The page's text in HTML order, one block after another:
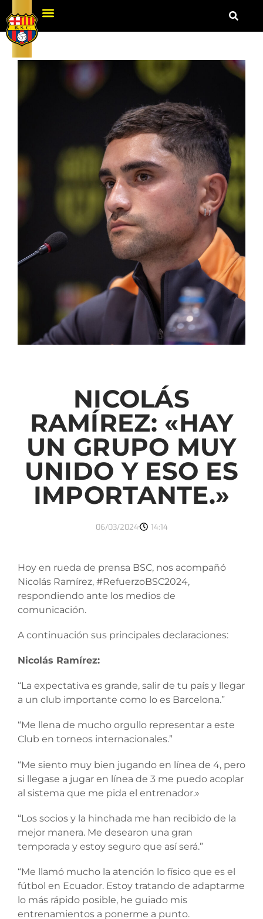
NICOLÁS
RAMÍREZ: «HAY
UN GRUPO MUY
UNIDO Y ESO ES
IMPORTANTE.»
06/03/2024 14:14
Hoy en rueda de prensa BSC, nos acompañó
Nicolás Ramírez, #RefuerzoBSC2024,
respondiendo ante los medios de
comunicación.
A continuación sus principales declaraciones:
Nicolás Ramírez:
“La expectativa es grande, salir de tu país y llegar
a un club importante como lo es Barcelona.”
“Me llena de mucho orgullo representar a este
Club en torneos internacionales.”
“Me siento muy bien jugando en línea de 4, pero
si llegase a jugar en línea de 3 me puedo acoplar
al sistema que me pida el entrenador.»
“Los socios y la hinchada me han recibido de la
mejor manera. Me desearon una gran
temporada y estoy seguro que así será.”
“Me llamó mucho la atención lo físico que es el
fútbol en Ecuador. Estoy tratando de adaptarme
lo más rápido posible, he guiado mis
entrenamientos a ponerme a punto.